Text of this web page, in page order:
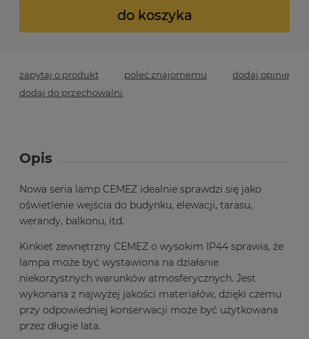
do koszyka
zapytaj o produkt poleć znajomemu
dodaj opinię
dodaj do przechowalni
Opis
Nowa seria lamp CEMEZ idealnie sprawdzi się jako
oświetlenie wejścia do budynku, elewacji, tarasu,
werandy, balkonu, itd.
Kinkiet zewnętrzny CEMEZ o wysokim IP44 sprawia, że
lampa może być wystawiona na działanie
niekorzystnych warunków atmosferycznych. Jest
wykonana z najwyżej jakości materiałów, dzięki czemu
przy odpowiedniej konserwacji może być użytkowana
przez długie lata.